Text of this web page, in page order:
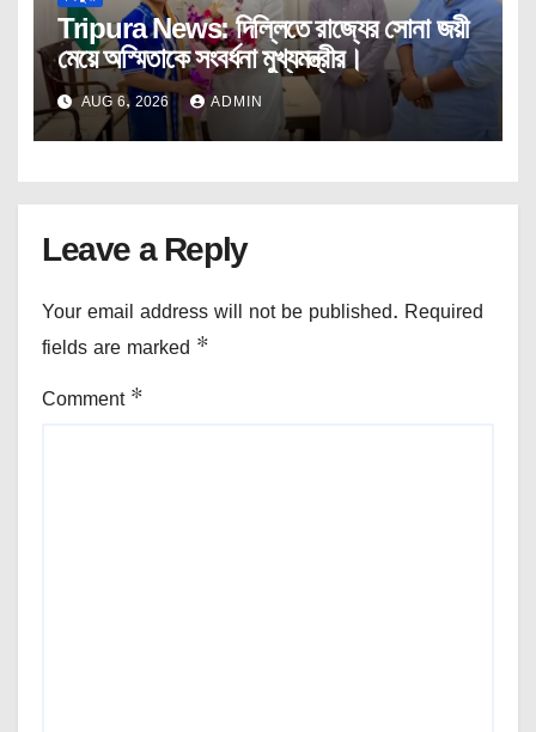
Tripura News: দিল্লিতে রাজ্যের সোনা জয়ী
মেয়ে অস্মিতাকে সংবর্ধনা মুখ্যমন্ত্রীর।
AUG 6, 2026 ADMIN
Leave a Reply
Your email address will not be published. Required
fields are marked *
Comment *